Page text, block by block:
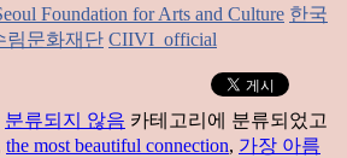
Foundation for Arts and Culture 한국
림문화재단 CIIVI_official
분류되지 않음 카테고리에 분류되었고
the most beautiful connection, 가장 아름